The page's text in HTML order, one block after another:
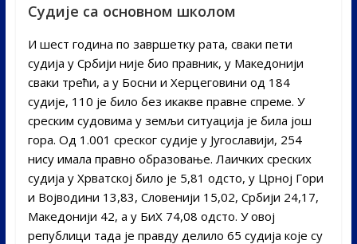
Судије са основном школом
И шест година по завршетку рата, сваки пети
судија у Србији није био правник, у Македонији
сваки трећи, а у Босни и Херцеговини од 184
судије, 110 је било без икакве правне спреме. У
среским судовима у земљи ситуација је била још
гора. Од 1.001 среског судије у Југославији, 254
нису имала правно образовање. Лаичких среских
судија у Хрватској било је 5,81 одсто, у Црној Гори
и Војводини 13,83, Словенији 15,02, Србији 24,17,
Македонији 42, а у БиХ 74,08 одсто. У овој
републици тада је правду делило 65 судија које су